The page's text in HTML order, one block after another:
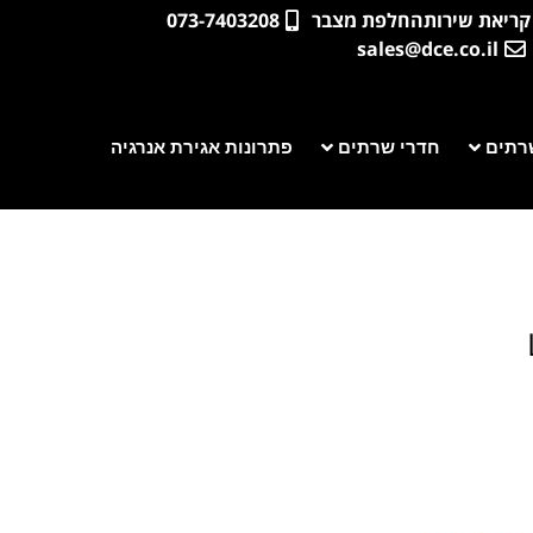
קריאת שירותהחלפת מצבר
073-7403208
sales@dce.co.il
חדרי שרתים פתרונות אגירת אנרגיה